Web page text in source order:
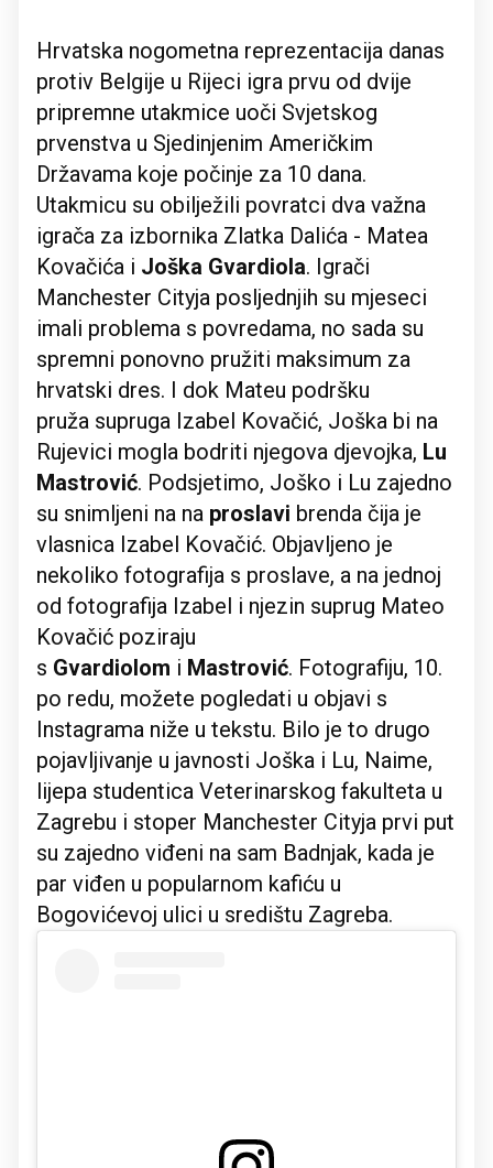
Hrvatska nogometna reprezentacija danas
protiv Belgije u Rijeci igra prvu od dvije
pripremne utakmice uoči Svjetskog
prvenstva u Sjedinjenim Američkim
Državama koje počinje za 10 dana.
Utakmicu su obilježili povratci dva važna
igrača za izbornika Zlatka Dalića - Matea
Kovačića i Joška Gvardiola. Igrači
Manchester Cityja posljednjih su mjeseci
imali problema s povredama, no sada su
spremni ponovno pružiti maksimum za
hrvatski dres. I dok Mateu podršku
pruža supruga Izabel Kovačić, Joška bi na
Rujevici mogla bodriti njegova djevojka, Lu
Mastrović. Podsjetimo, Joško i Lu zajedno
su snimljeni na na proslavi brenda čija je
vlasnica Izabel Kovačić. Objavljeno je
nekoliko fotografija s proslave, a na jednoj
od fotografija Izabel i njezin suprug Mateo
Kovačić poziraju
s Gvardiolom i Mastrović. Fotografiju, 10.
po redu, možete pogledati u objavi s
Instagrama niže u tekstu. Bilo je to drugo
pojavljivanje u javnosti Joška i Lu, Naime,
lijepa studentica Veterinarskog fakulteta u
Zagrebu i stoper Manchester Cityja prvi put
su zajedno viđeni na sam Badnjak, kada je
par viđen u popularnom kafiću u
Bogovićevoj ulici u središtu Zagreba.